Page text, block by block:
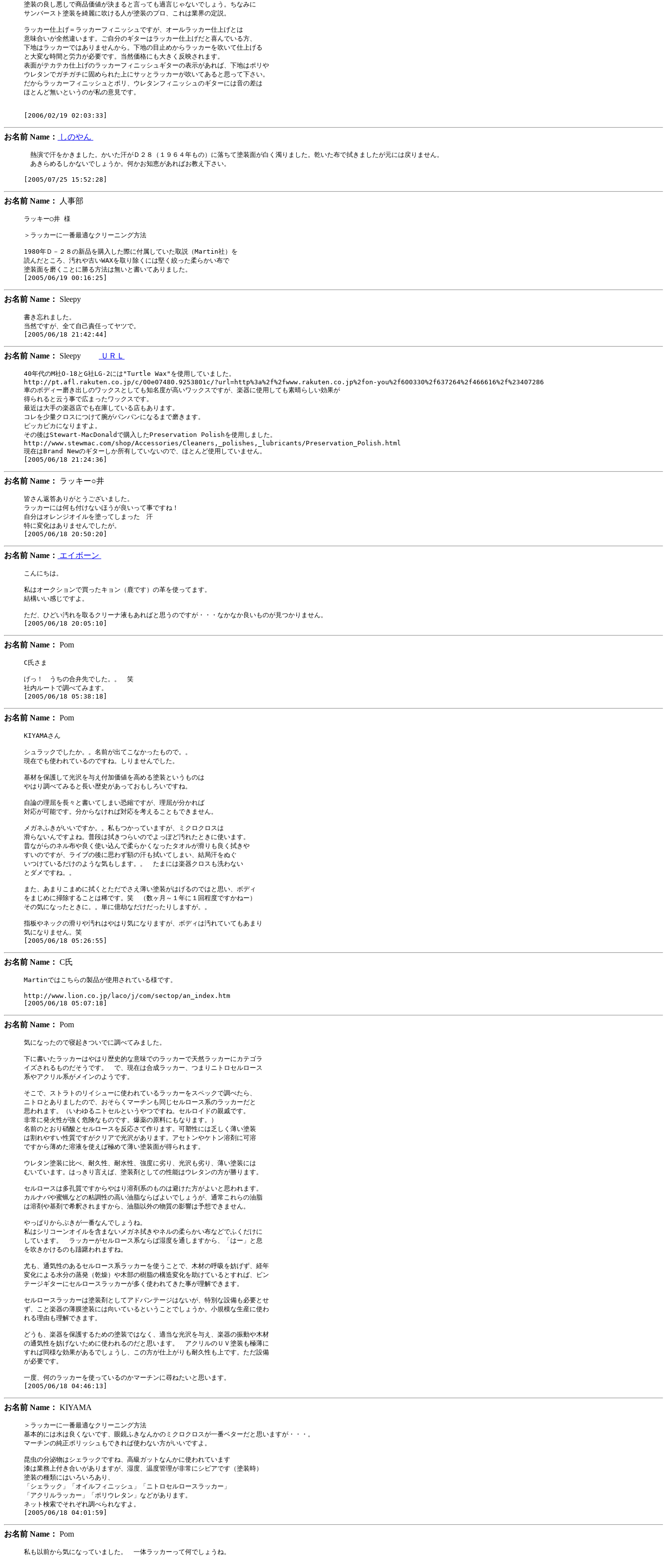
塗装の良し悪しで商品価値が決まると言っても過言じゃないでしょう。ちなみに
サンバースト塗装を綺麗に吹ける人が塗装のプロ、これは業界の定説。
ラッカー仕上げ＝ラッカーフィニッシュですが、オールラッカー仕上げとは
意味合いが全然違います。ご自分のギターはラッカー仕上げだと喜んでいる方、
下地はラッカーではありませんから。下地の目止めからラッカーを吹いて仕上げる
と大変な時間と労力が必要です。当然価格にも大きく反映されます。
表面がテカテカ仕上げのラッカーフィニッシュギターの表示があれば、下地はポリや
ウレタンでガチガチに固められた上にサッとラッカーが吹いてあると思って下さい。
だからラッカーフィニッシュとポリ、ウレタンフィニッシュのギターには音の差は
ほとんど無いというのが私の意見です。
お名前 Name： しのやん
熱演で汗をかきました。かいた汗がＤ２８（１９６４年もの）に落ちて塗装面が白く濁りました。乾いた布で拭きましたが元には戻りません。
あきらめるしかないでしょうか。何かお知恵があればお教え下さい。
お名前 Name： 人事部
ラッキー○井 様
＞ラッカーに一番最適なクリーニング方法
1980年Ｄ－２８の新品を購入した際に付属していた取説（Martin社）を
読んだところ、汚れや古いWAXを取り除くには堅く絞った柔らかい布で
塗装面を磨くことに勝る方法は無いと書いてありました。
お名前 Name： Sleepy
書き忘れました。
当然ですが、全て自己責任ってヤツで。
お名前 Name： Sleepy ＵＲＬ
40年代のM社O-18とG社LG-2には"Turtle Wax"を使用していました。
http://pt.afl.rakuten.co.jp/c/00e07480.9253801c/?url=http%3a%2f%2fwww.rakuten.co.jp%2fon-you%2f600330%2f637264%2f466616%2f%23407286
車のボディー磨き出しのワックスとしても知名度が高いワックスですが、楽器に使用しても素晴らしい効果が
得られると云う事で広まったワックスです。
最近は大手の楽器店でも在庫している店もあります。
コレを少量クロスにつけて腕がパンパンになるまで磨きます。
ピッカピカになりますよ。
その後はStewart-MacDonaldで購入したPreservation Polishを使用しました。
http://www.stewmac.com/shop/Accessories/Cleaners,_polishes,_lubricants/Preservation_Polish.html
現在はBrand Newのギターしか所有していないので、ほとんど使用していません。
お名前 Name： ラッキー○井
皆さん返答ありがとうございました。
ラッカーには何も付けないほうが良いって事ですね！
自分はオレンジオイルを塗ってしまった　汗
特に変化はありませんでしたが。
お名前 Name： エイボーン
こんにちは。
私はオークションで買ったキョン（鹿です）の革を使ってます。
結構いい感じですよ。
ただ、ひどい汚れを取るクリーナ液もあればと思うのですが・・・なかなか良いものが見つかりません。
お名前 Name： Pom
C氏さま
げっ！　うちの合弁先でした。。　笑
社内ルートで調べてみます。
お名前 Name： Pom
KIYAMAさん
シュラックでしたか。。名前が出てこなかったもので。。
現在でも使われているのですね。しりませんでした。
基材を保護して光沢を与え付加価値を高める塗装というものは
やはり調べてみると長い歴史があっておもしろいですね。
自論の理屈を長々と書いてしまい恐縮ですが、理屈が分かれば
対応が可能です。分からなければ対応を考えることもできません。
メガネふきがいいですか。。私もつかっていますが、ミクロクロスは
滑らないんですよね。普段は拭きつらいのでよっぽど汚れたときに使います。
昔ながらのネル布や良く使い込んで柔らかくなったタオルが滑りも良く拭きや
すいのですが、ライブの後に思わず額の汗も拭いてしまい、結局汗をぬぐ
いつけているだけのような気もします。。　たまには楽器クロスも洗わない
とダメですね。。
また、あまりこまめに拭くとただでさえ薄い塗装がはげるのではと思い、ボディ
をまじめに掃除することは稀です。笑　（数ヶ月～１年に１回程度ですかねー）
その気になったときに。。単に億劫なだけだったりしますが。。
指板やネックの滑りや汚れはやはり気になりますが、ボディは汚れていてもあまり
気になりません。笑
お名前 Name： C氏
Martinではこちらの製品が使用されている様です。
http://www.lion.co.jp/laco/j/com/sectop/an_index.htm
お名前 Name： Pom
気になったので寝起きついでに調べてみました。
下に書いたラッカーはやはり歴史的な意味でのラッカーで天然ラッカーにカテゴラ
イズされるものだそうです。　で、現在は合成ラッカー、つまりニトロセルロース
系やアクリル系がメインのようです。
そこで、ストラトのリイシューに使われているラッカーをスペックで調べたら、
ニトロとありましたので、おそらくマーチンも同じセルロース系のラッカーだと
思われます。（いわゆるニトセルというやつですね。セルロイドの親戚です。
非常に発火性が強く危険なものです。爆薬の原料にもなります。）
名前のとおり硝酸とセルロースを反応さて作ります。可塑性には乏しく薄い塗装
は割れやすい性質ですがクリアで光沢があります。アセトンやケトン溶剤に可溶
ですから薄めた溶液を使えば極めて薄い塗装面が得られます。
ウレタン塗装に比べ、耐久性、耐水性、強度に劣り、光沢も劣り、薄い塗装には
むいています。はっきり言えば、塗装剤としての性能はウレタンの方が勝ります。
セルロースは多孔質ですからやはり溶剤系のものは避けた方がよいと思われます。
カルナバや蜜蝋などの粘調性の高い油脂ならばよいでしょうが、通常これらの油脂
は溶剤や基剤で希釈されますから、油脂以外の物質の影響は予想できません。
やっぱりからぶきが一番なんでしょうね。
私はシリコーンオイルを含まないメガネ拭きやネルの柔らかい布などでふくだけに
しています。　ラッカーがセルロース系ならば湿度を通しますから、「はー」と息
を吹きかけるのも躊躇われますね。
尤も、通気性のあるセルロース系ラッカーを使うことで、木材の呼吸を妨げず、経年
変化による水分の蒸発（乾燥）や木部の樹脂の構造変化を助けているとすれば、ビン
テージギターにセルロースラッカーが多く使われてきた事が理解できます。
セルロースラッカーは塗装剤としてアドバンテージはないが、特別な設備も必要とせ
ず、こと楽器の薄膜塗装には向いているということでしょうか。小規模な生産に使わ
れる理由も理解できます。
どうも、楽器を保護するための塗装ではなく、適当な光沢を与え、楽器の振動や木材
の通気性を妨げないために使われるのだと思います。　アクリルのＵＶ塗装も極薄に
すれば同様な効果があるでしょうし、この方が仕上がりも耐久性も上です。ただ設備
が必要です。
一度、何のラッカーを使っているのかマーチンに尋ねたいと思います。
お名前 Name： KIYAMA
＞ラッカーに一番最適なクリーニング方法
基本的には水は良くないです、眼鏡ふきなんかのミクロクロスが一番ベターだと思いますが・・・。
マーチンの純正ポリッシュもできれば使わない方がいいですよ。
昆虫の分泌物はシェラックですね、高級ガットなんかに使われています
漆は業務上付き合いがありますが、湿度、温度管理が非常にシビアです（塗装時）
塗装の種類にはいろいろあり、
「シェラック」「オイルフィニッシュ」「ニトロセルロースラッカー」
「アクリルラッカー」「ポリウレタン」などがあります。
ネット検索でそれぞれ調べられなすよ。
お名前 Name： Pom
私も以前から気になっていました。　一体ラッカーって何でしょうね。